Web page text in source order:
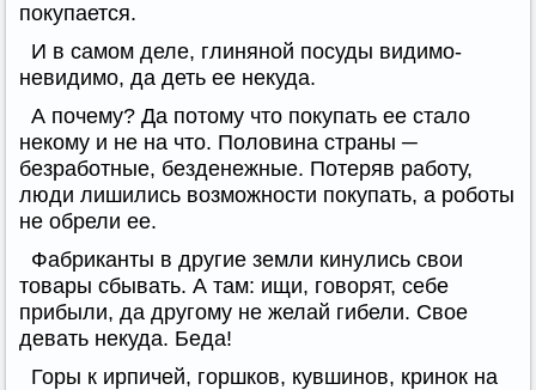
покупается.
И в самом деле, глиняной посуды видимо-
невидимо, да деть ее некуда.
А почему? Да потому что покупать ее стало
некому и не на что. Половина страны ─
безработные, безденежные. Потеряв работу,
люди лишились возможности покупать, а роботы
не обрели ее.
Фабриканты в другие земли кинулись свои
товары сбывать. А там: ищи, говорят, себе
прибыли, да другому не желай гибели. Свое
девать некуда. Беда!
Горы к ирпичей, горшков, кувшинов, кринок на